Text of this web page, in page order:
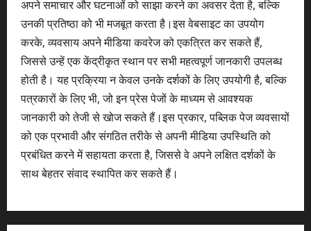
अपने समाचार और घटनाओं को साझा करने का अवसर देता है, बल्कि
उनकी प्रतिष्ठा को भी मजबूत करता है।इस वेबसाइट का उपयोग
करके, व्यवसाय अपने मीडिया कवरेज को एकत्रित कर सकते हैं,
जिससे उन्हें एक केंद्रीकृत स्थान पर सभी महत्वपूर्ण जानकारी उपलब्ध
होती है। यह प्रक्रिया न केवल उनके दर्शकों के लिए उपयोगी है, बल्कि
पत्रकारों के लिए भी, जो इन प्रेस पेजों के माध्यम से आवश्यक
जानकारी को तेजी से खोज सकते हैं।इस प्रकार, पब्लिक पेज व्यवसायों
को एक प्रभावी और संगठित तरीके से अपनी मीडिया उपस्थिति को
प्रबंधित करने में सहायता करता है, जिससे वे अपने लक्षित दर्शकों के
साथ बेहतर संवाद स्थापित कर सकते हैं।